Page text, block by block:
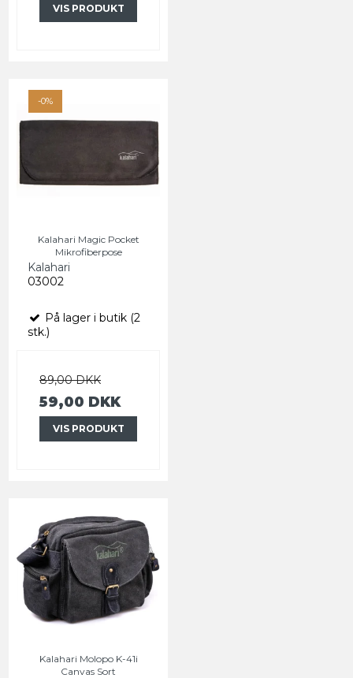
VIS PRODUKT
-0%
Kalahari Magic Pocket
Mikrofiberpose
Kalahari
03002
På lager i butik (2
stk.)
89,00 DKK
59,00 DKK
VIS PRODUKT
Kalahari Molopo K-41i
Canvas Sort